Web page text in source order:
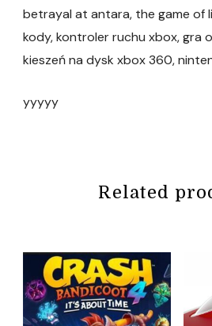
betrayal at antara, the game of
kody, kontroler ruchu xbox, gra
kieszeń na dysk xbox 360,
yyyyy
Related